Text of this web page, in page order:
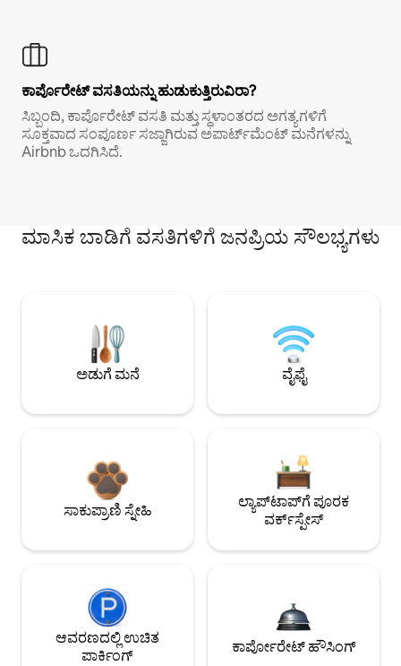
ಕಾರ್ಪೊರೇಟ್ ವಸತಿಯನ್ನು ಹುಡುಕುತ್ತಿರುವಿರಾ?
ಸಿಬ್ಬಂದಿ, ಕಾರ್ಪೊರೇಟ್ ವಸತಿ ಮತ್ತು ಸ್ಥಳಾಂತರದ ಅಗತ್ಯಗಳಿಗೆ
ಸೂಕ್ತವಾದ ಸಂಪೂರ್ಣ ಸಜ್ಜಾಗಿರುವ ಅಪಾರ್ಟ್‌ಮೆಂಟ್ ಮನೆಗಳನ್ನು
Airbnb ಒದಗಿಸಿದೆ.
ಮಾಸಿಕ ಬಾಡಿಗೆ ವಸತಿಗಳಿಗೆ ಜನಪ್ರಿಯ ಸೌಲಭ್ಯಗಳು
ಅಡುಗೆ ಮನೆ ವೈಫೈ
ಸಾಕುಪ್ರಾಣಿ ಸ್ನೇಹಿ
ಲ್ಯಾಪ್‌ಟಾಪ್‌ಗೆ ಪೂರಕ
ವರ್ಕ್‌ಸ್ಪೇಸ್
ಆವರಣದಲ್ಲಿ ಉಚಿತ
ಪಾರ್ಕಿಂಗ್
ಕಾರ್ಪೋರೇಟ್ ಹೌಸಿಂಗ್